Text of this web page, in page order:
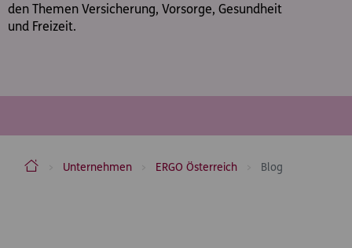
den Themen Versicherung, Vorsorge, Gesundheit
und Freizeit.
ERGO Versicherung Aktiengesellschaft
Unternehmen ERGO Österreich Blog